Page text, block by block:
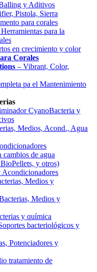
y Aditivos
Pistola, Sierra
para corales
para la
en crecimiento y color
Corales
– Vibrant, Color,
pa el Mantenimiento
CyanoBacteria y
Medios, Acond., Agua
de agua
y otros)
Acondicionadores
Medios y
Medios y
y química
bacteriológicos y
Potenciadores y
tratamiento de